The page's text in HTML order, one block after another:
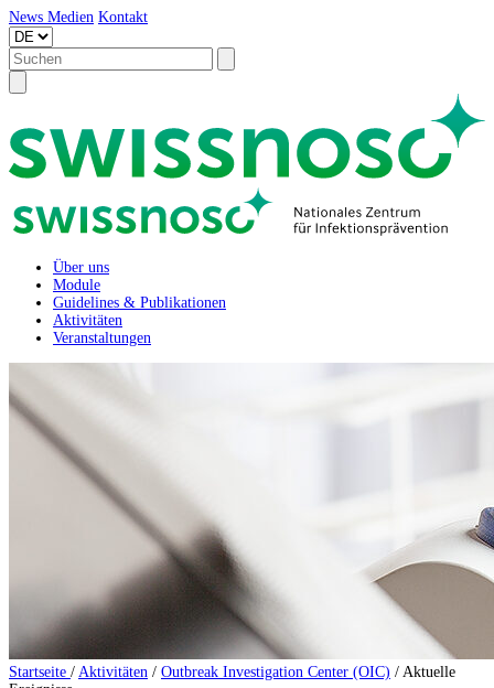
News Medien Kontakt
Über uns
Module
Guidelines & Publikationen
Aktivitäten
Veranstaltungen
Startseite / Aktivitäten / Outbreak Investigation Center (OIC) / Aktuelle